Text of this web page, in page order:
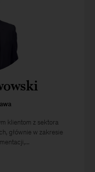
klientom z sektora
głównie w zakresie